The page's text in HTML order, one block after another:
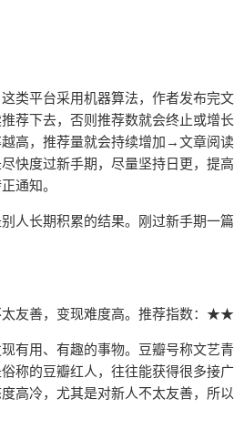
类平台采用机器算法，作者发布完
荐下去，否则推荐数就会终止或增长
，推荐量就会持续增加→文章阅读
快度过新手期，尽量坚持日更，提
通知。
人长期积累的结果。刚过新手期一篇
太友善，变现难度高。推荐指数
有用、有趣的事物。豆瓣号称文艺
称的豆瓣红人，往往能获得很多接
高冷，尤其是对新人不太友善，所